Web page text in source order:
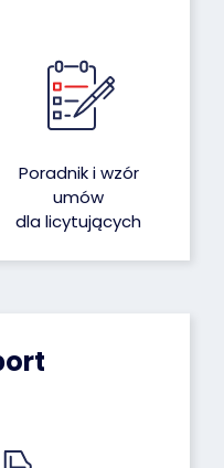
Poradnik i wzór
umów
dla licytujących